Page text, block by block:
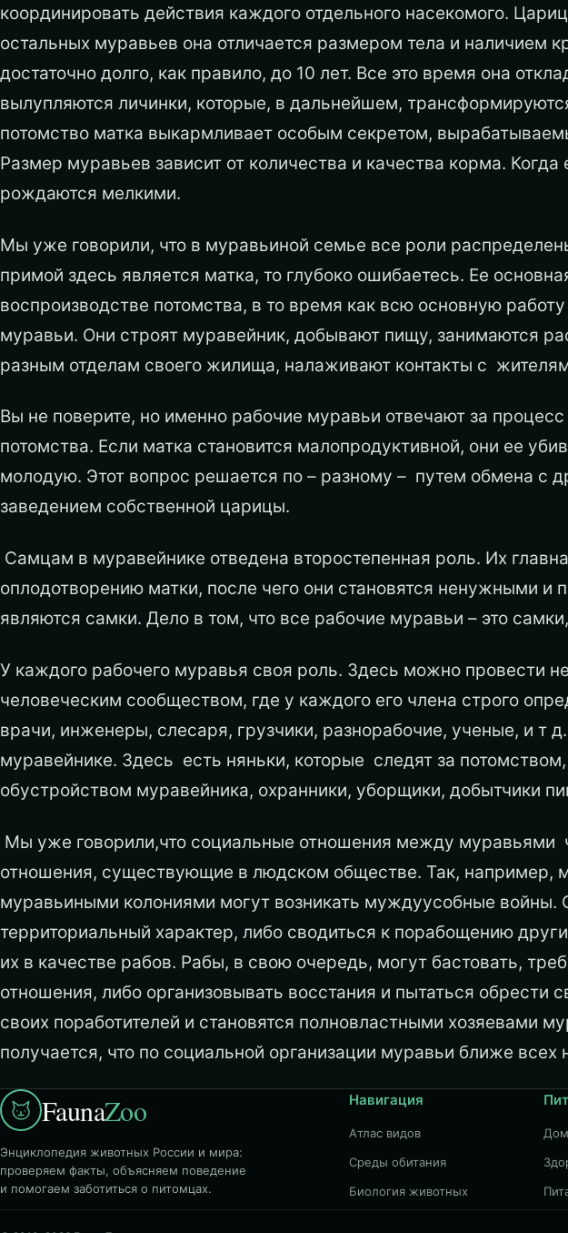
координировать действия каждого отдельного насекомого.
остальных муравьев она отличается размером тела и наличием
достаточно долго, как правило, до 10 лет. Все это время она
вылупляются личинки, которые, в дальнейшем,
потомство матка выкармливает особым секретом,
Размер муравьев зависит от количества и качества корма.
рождаются мелкими.
Мы уже говорили, что в муравьиной семье все роли
примой здесь является матка, то глубоко ошибаетесь. Ее
воспроизводстве потомства, в то время как всю основную
муравьи. Они строят муравейник, добывают пищу, занимаются
разным отделам своего жилища, налаживают контакты с
Вы не поверите, но именно рабочие муравьи отвечают за
потомства. Если матка становится малопродуктивной, они ее
молодую. Этот вопрос решается по – разному – путем обмена с
заведением собственной царицы.
Самцам в муравейнике отведена второстепенная роль. Их
оплодотворению матки, после чего они становятся ненужными и
являются самки. Дело в том, что все рабочие муравьи – это
У каждого рабочего муравья своя роль. Здесь можно провести
человеческим сообществом, где у каждого его члена строго
врачи, инженеры, слесаря, грузчики, разнорабочие, ученые, и т
муравейнике. Здесь есть няньки, которые следят за
обустройством муравейника, охранники, уборщики, добытчики
Мы уже говорили,что социальные отношения между муравьями
отношения, существующие в людском обществе. Так, например,
муравьиными колониями могут возникать муждуусобные войны.
территориальный характер, либо сводиться к порабощению
их в качестве рабов. Рабы, в свою очередь, могут бастовать,
отношения, либо организовывать восстания и пытаться обрести
своих поработителей и становятся полновластными хозяевами
получается, что по социальной организации муравьи ближе всех
FaunaZoo
Энциклопедия животных России и мира:
проверяем факты, объясняем поведение
и помогаем заботиться о питомцах.
Навигация
Атлас видов
Среды обитания
Биология животных